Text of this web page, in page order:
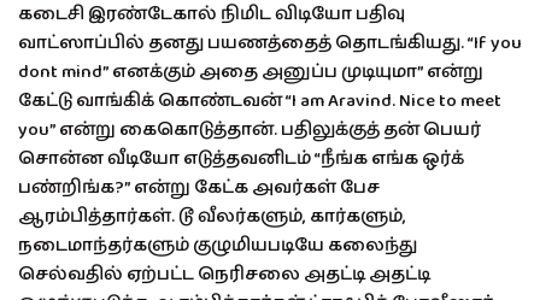
கடைசி இரண்டேகால் நிமிட விடியோ பதிவு
வாட்ஸாப்பில் தனது பயணத்தைத் தொடங்கியது. “If you
dont mind” எனக்கும் அதை அனுப்ப முடியுமா” என்று
கேட்டு வாங்கிக் கொண்டவன் “I am Aravind. Nice to meet
you” என்று கைகொடுத்தான். பதிலுக்குத் தன் பெயர்
சொன்ன வீடியோ எடுத்தவனிடம் “நீங்க எங்க ஒர்க்
பண்றிங்க?” என்று கேட்க அவர்கள் பேச
ஆரம்பித்தார்கள். டூ வீலர்களும், கார்களும்,
நடைமாந்தர்களும் குழுமியபடியே கலைந்து
செல்வதில் ஏற்பட்ட நெரிசலை அதட்டி அதட்டி